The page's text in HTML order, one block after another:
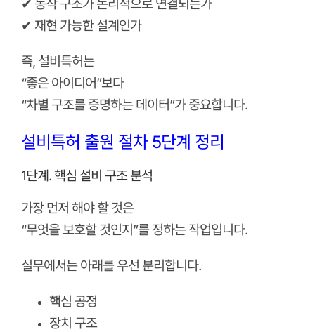
✔ 동작 구조가 논리적으로 연결되는가
✔ 재현 가능한 설계인가
즉, 설비특허는
“좋은 아이디어”보다
“차별 구조를 증명하는 데이터”가 중요합니다.
설비특허 출원 절차 5단계 정리
1단계. 핵심 설비 구조 분석
가장 먼저 해야 할 것은
“무엇을 보호할 것인지”를 정하는 작업입니다.
실무에서는 아래를 우선 분리합니다.
핵심 공정
장치 구조